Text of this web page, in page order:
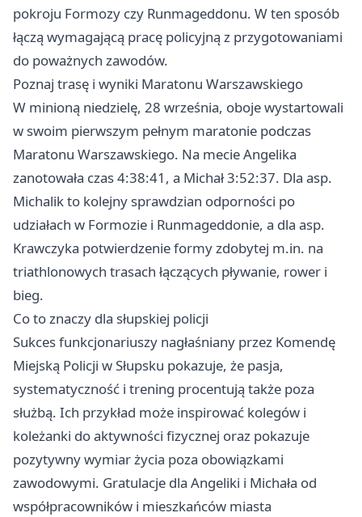
pokroju Formozy czy Runmageddonu. W ten sposób
łączą wymagającą pracę policyjną z przygotowaniami
do poważnych zawodów.
Poznaj trasę i wyniki Maratonu Warszawskiego
W minioną niedzielę, 28 września, oboje wystartowali
w swoim pierwszym pełnym maratonie podczas
Maratonu Warszawskiego. Na mecie Angelika
zanotowała czas 4:38:41, a Michał 3:52:37. Dla asp.
Michalik to kolejny sprawdzian odporności po
udziałach w Formozie i Runmageddonie, a dla asp.
Krawczyka potwierdzenie formy zdobytej m.in. na
triathlonowych trasach łączących pływanie, rower i
bieg.
Co to znaczy dla słupskiej policji
Sukces funkcjonariuszy nagłaśniany przez Komendę
Miejską Policji w Słupsku pokazuje, że pasja,
systematyczność i trening procentują także poza
służbą. Ich przykład może inspirować kolegów i
koleżanki do aktywności fizycznej oraz pokazuje
pozytywny wymiar życia poza obowiązkami
zawodowymi. Gratulacje dla Angeliki i Michała od
współpracowników i mieszkańców miasta